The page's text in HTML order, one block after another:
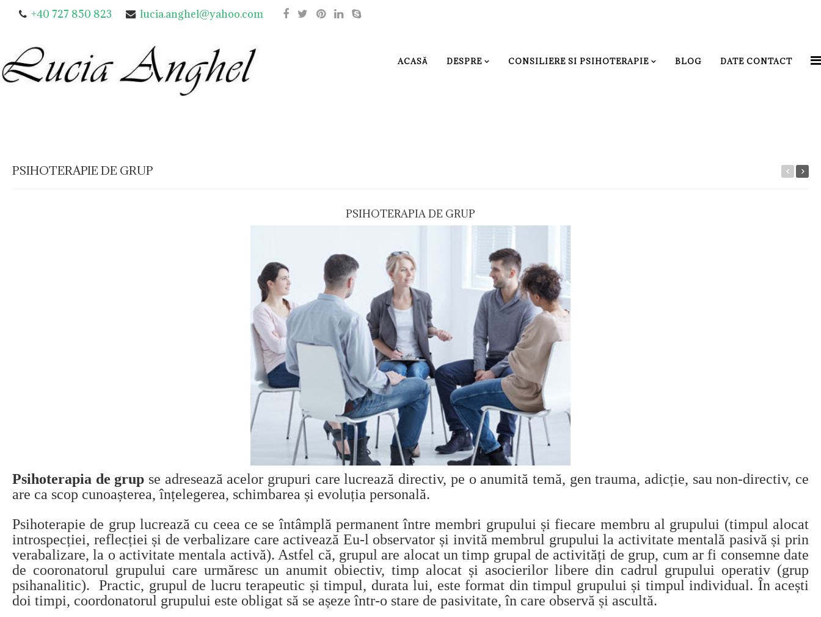
+40 727 850 823 lucia.anghel@yahoo.com
ACASĂ DESPRE CONSILIERE SI PSIHOTERAPIE BLOG DATE CONTACT
PSIHOTERAPIE DE GRUP
PSIHOTERAPIA DE GRUP
Psihoterapia de grup se adresează acelor grupuri care lucrează directiv, pe o anumită temă, gen trauma, adicție, sau non-directiv, ce
are ca scop cunoașterea, înțelegerea, schimbarea și evoluția personală.
Psihoterapie de grup lucrează cu ceea ce se întâmplă permanent între membri grupului și fiecare membru al grupului (timpul alocat
introspecției, reflecției și de verbalizare care activează Eu-l observator și invită membrul grupului la activitate mentală pasivă și prin
verabalizare, la o activitate mentala activă). Astfel că, grupul are alocat un timp grupal de activități de grup, cum ar fi consemne date
de cooronatorul grupului care urmăresc un anumit obiectiv, timp alocat și asocierilor libere din cadrul grupului operativ (grup
psihanalitic). Practic, grupul de lucru terapeutic și timpul, durata lui, este format din timpul grupului și timpul individual. În acești
doi timpi, coordonatorul grupului este obligat să se așeze într-o stare de pasivitate, în care observă și ascultă.